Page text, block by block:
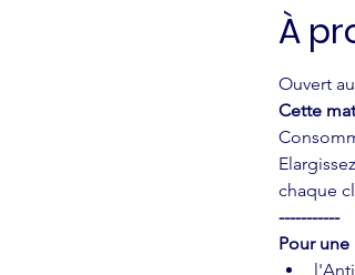
À
Ouvert
Cette
chaque
-----------
Pour